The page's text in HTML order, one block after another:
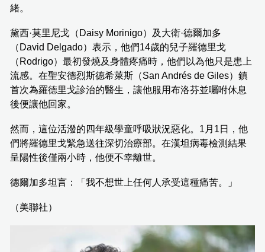
緒。
黛西·莫里尼戈（Daisy Morinigo）及大衛·德爾加多
（David Delgado）表示，他們14歲的兒子羅德里戈
（Rodrigo）最初發燒及身體疼痛時，他們以為他只是患上
流感。在聖安德烈斯德希萊斯（San Andrés de Giles）鎮
首次為羅德里戈診治的醫生，讓他服用布洛芬並囑咐休息
後便讓他回家。
然而，這位活潑的四年級學童呼吸狀況惡化。1月1日，他
們將羅德里戈緊急送往深切治療部。在漢坦病毒檢測結果
呈陽性後僅兩小時，他便不幸離世。
德爾加多坦言：「我不想世上任何人承受這種痛苦。」
（美聯社）